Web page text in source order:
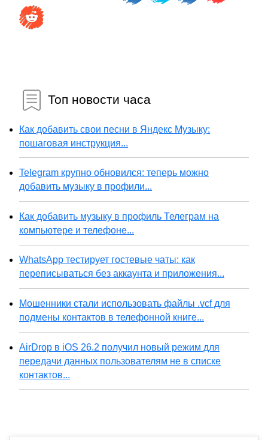
Топ новости часа
Как добавить свои песни в Яндекс Музыку:
пошаговая инструкция...
Telegram крупно обновился: теперь можно
добавить музыку в профили...
Как добавить музыку в профиль Телеграм на
компьютере и телефоне...
WhatsApp тестирует гостевые чаты: как
переписываться без аккаунта и приложения...
Мошенники стали использовать файлы .vcf для
подмены контактов в телефонной книге...
AirDrop в iOS 26.2 получил новый режим для
передачи данных пользователям не в списке
контактов...